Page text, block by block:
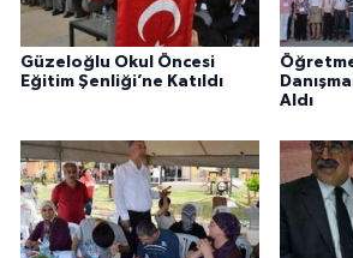
Güzeloğlu Okul Öncesi
Eğitim Şenliği’ne Katıldı
Aldı